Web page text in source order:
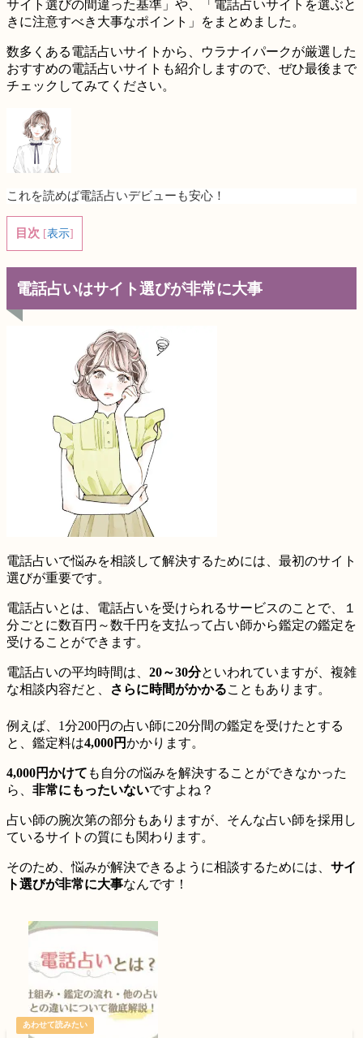
サイト選びの間違った基準 」や、「電話占いサイトを選ぶと
きに注意すべき大事なポイント 」をまとめました。
数多くある電話占いサイトから、ウラナイパークが厳選した
おすすめの電話占いサイト も紹介しますので、ぜひ最後まで
チェックしてみてください。
これを読めば電話占いデビューも安心！
目次 [表示]
電話占いはサイト選びが非常に大事
電話占いで悩みを相談して解決するためには、 最初のサイト
選びが重要です。
電話占いとは、電話占いを受けられるサービスのことで、
１
分ごとに数百円～数千円 を支払って占い師から鑑定の鑑定を
受けることができます。
電話占いの平均時間は、 20～30分といわれていますが、複雑
な相談内容だと、
さらに時間がかかることもあります。
例えば、1分200円の占い師に20分間の鑑定を受けたとする
と、 鑑定料は4,000円かかります。
4,000円かけて も自分の悩みを解決することができなかった
ら、 非常にもったいないですよね？
占い師の腕次第の部分もありますが、そんな占い師を採用し
ているサイトの質にも関わります。
そのため、悩みが解決できるように相談するためには、 サイ
ト選びが非常に大事なんです！